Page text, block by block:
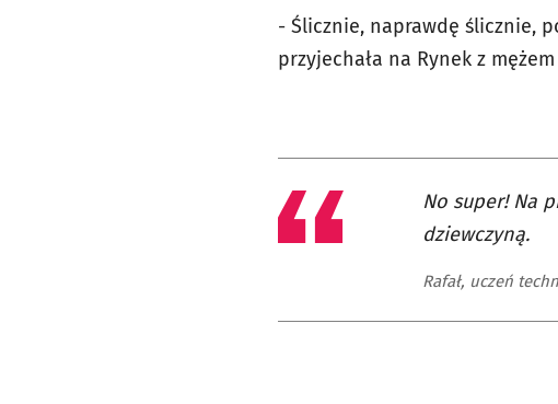
- Ślicznie, naprawdę ślicznie,
przyjechała na Rynek z
No super! Na
dziewczyną.
Rafał, uczeń